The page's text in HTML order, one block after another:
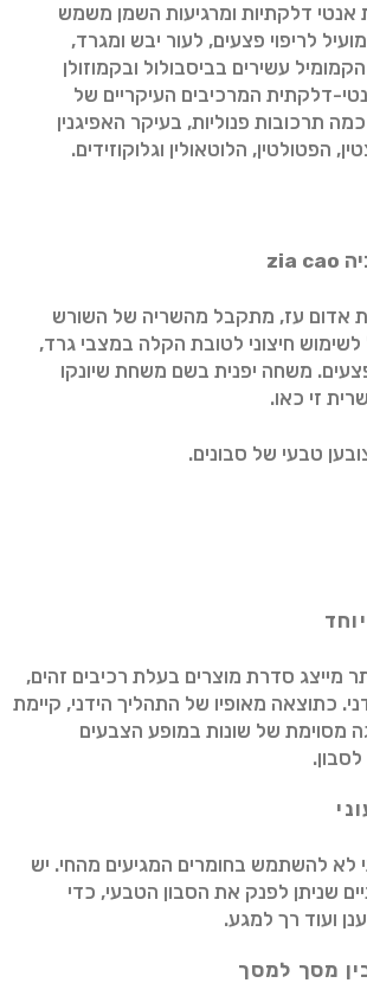
אנטי דלקתיות ומרגיעות השמן משמש
מועיל לריפוי פצעים, לעור יבש ומגרד,
עשירים בביסבולול ובקמוזולן
דלקתית המרכיבים העיקריים של
תרכובות פנוליות, בעיקר האפיגנין
הפטולטין, הלוטאולין וגלוקוזידים.
zia cao
אדום עז, מתקבל מהשריה של השורש
חיצוני לטובת הקלה במצבי גרד,
משחה יפנית בשם משחת שיונקו
זי כאו.
טבעי של סבונים.
מייצג סדרת מוצרים בעלת רכיבים זהים,
כתוצאה מאופיו של התהליך הידני, קיימת
מסוימת של שונות במופע הצבעים
לא להשתמש בחומרים המגיעים מהחי. יש
שניתן לפנק את הסבון הטבעי, כדי
ועוד רך למגע.
מסך למסך